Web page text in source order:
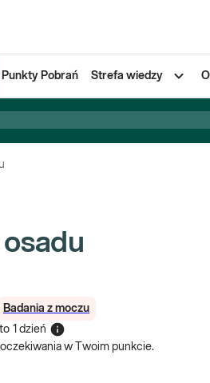
Punkty Pobrań Strefa wiedzy
Badania z moczu
to 1 dzień
w Twoim punkcie.